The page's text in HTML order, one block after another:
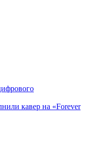
кавер на «Forever